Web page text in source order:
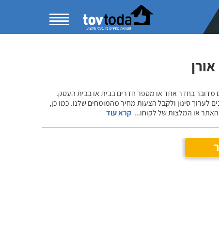
מדובר בחדר אחד או מספר חדרים בבית או בבית העסק.
לערוך סינון ולקבל הצעות מחיר מהמומחים שלנו. כמו כן,
או המלצות של לקוחו... קרא עוד